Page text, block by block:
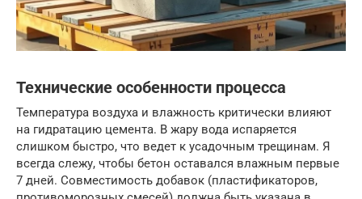
Технические особенности процесса
Температура воздуха и влажность критически влияют
на гидратацию цемента. В жару вода испаряется
слишком быстро, что ведет к усадочным трещинам. Я
всегда слежу, чтобы бетон оставался влажным первые
7 дней. Совместимость добавок (пластификаторов,